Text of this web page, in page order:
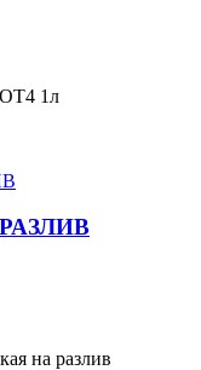
1л
РАЗЛИВ
на разлив